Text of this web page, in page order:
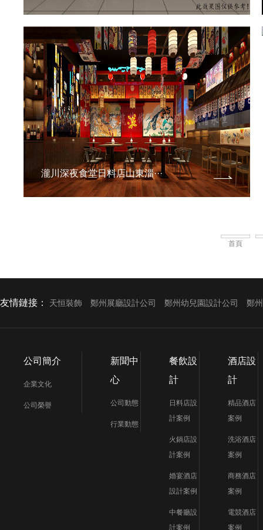
瀧川深夜食堂日料店山東淄···
首頁
友情鏈接： 天恒裝飾 鄭州展廳設計公司 鄭州幼兒園設計公司 鄭
公司簡介
企業文化
公司榮譽
新聞中
心
公司動態
行業動態
餐飲設
計
日料店設
計案例
火鍋店設
計案例
婚宴酒店
設計案例
中餐廳設
計案例
酒店設
計
精品酒店
案例
洗浴酒店
案例
商務酒店
案例
電競酒店
案例